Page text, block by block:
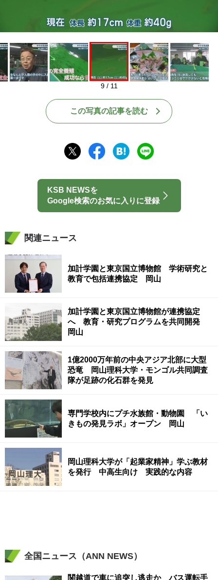
9 / 11
この写真の記事を読む
KSB NEWSを
Google検索のお気に入りに登録
関連ニュース
加計学園と東京国立博物館 学術研究と
教育で包括連携協定 岡山
加計学園と東京国立博物館が連携協定
へ 教育・研究プログラムを共同開発
岡山
1億2000万年前の中央アジア北部に大型
恐竜 岡山理科大学・モンゴル共同調査
隊が足跡の化石群を発見
専門学校内にプチ水族館・動物園 「い
きもの発見ラボ」オープン 岡山
岡山理科大学が「起業家精神」学ぶ教材
を発行 中高生向け 実践的な内容
全国ニュース（ANN NEWS）
関越道で車に追突し逃走か バス運転手